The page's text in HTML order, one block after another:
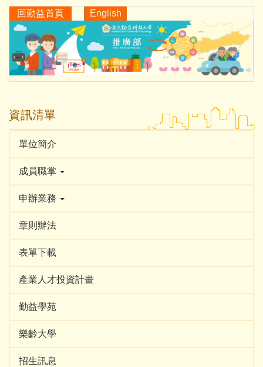
跳
到
要
容
回勤益首頁 English
資訊清單
單位簡介
成員職掌
申辦業務
章則辦法
表單下載
產業人才投資計畫
勤益學苑
樂齡大學
招生訊息